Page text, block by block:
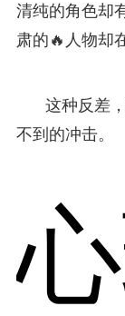
清纯的角色却
肃的🔥人物却
这种反差
不到的冲击。